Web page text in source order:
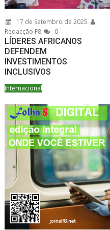
17 de Setembro de 2025
Redacção F8
0
LÍDERES AFRICANOS
DEFENDEM
INVESTIMENTOS
INCLUSIVOS
Internacional